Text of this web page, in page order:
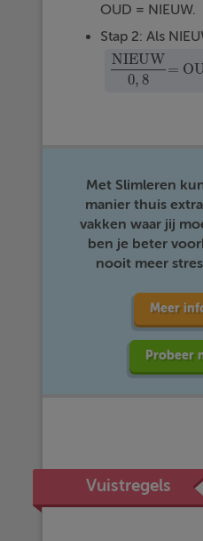
OUD = NIEUW.
Stap 2: Als
NIEUW
0, 8
=
NIEUW0,8=
Met Slimleren
manier thuis
vakken waar jij
ben je beter
nooit meer
Meer
Probeer
Vuistregels